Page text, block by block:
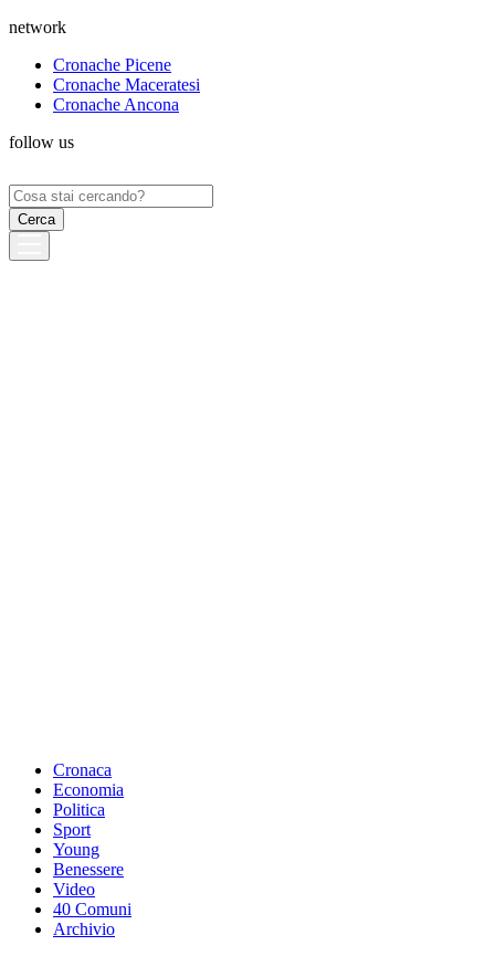
network
Cronache Picene
Cronache Maceratesi
Cronache Ancona
follow us
Ricerca
per:
Cronaca
Economia
Politica
Sport
Young
Benessere
Video
40 Comuni
Archivio